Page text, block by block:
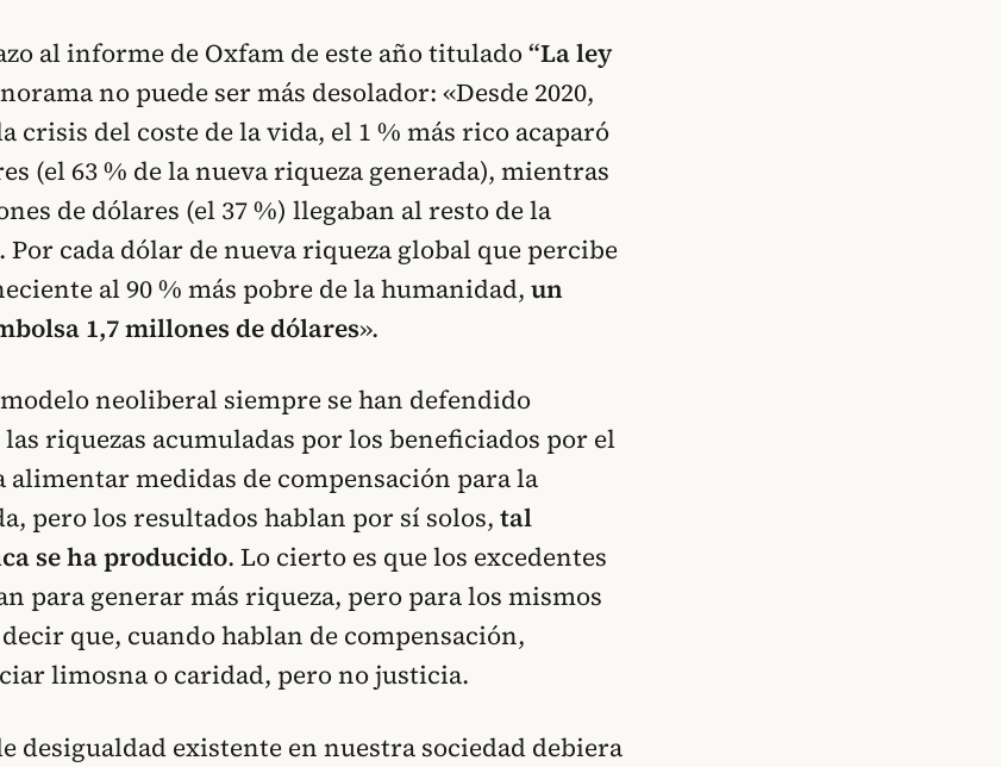
al informe de Oxfam de este año titulado“La ley
no puede ser más desolador: «Desde 2020,
crisis del coste de la vida, el 1 % más rico acaparó
(el 63 % de la nueva riqueza generada), mientras
de dólares (el 37 %) llegaban al resto de la
cada dólar de nueva riqueza global que percibe
al 90 % más pobre de la humanidad, un
1,7 millones de dólares».
neoliberal siempre se han defendido
riquezas acumuladas por los beneficiados por el
alimentar medidas de compensación para la
pero los resultados hablan por sí solos, tal
se ha producido. Lo cierto es que los excedentes
para generar más riqueza, pero para los mismos
que, cuando hablan de compensación,
limosna o caridad, pero no justicia.
desigualdad existente en nuestra sociedad debiera